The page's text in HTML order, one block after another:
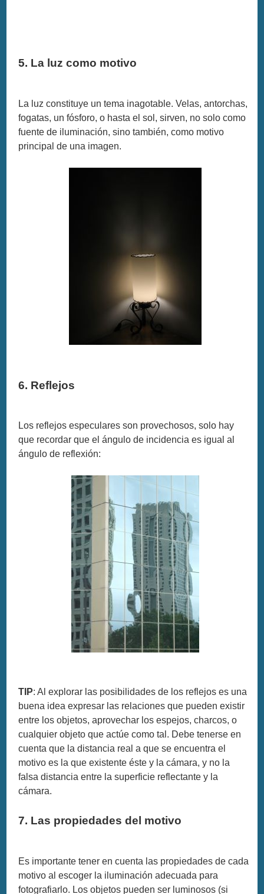
5. La luz como motivo
La luz constituye un tema inagotable. Velas, antorchas,
fogatas, un fósforo, o hasta el sol, sirven, no solo como
fuente de iluminación, sino también, como motivo
principal de una imagen.
6. Reflejos
Los reflejos especulares son provechosos, solo hay
que recordar que el ángulo de incidencia es igual al
ángulo de reflexión:
TIP: Al explorar las posibilidades de los reflejos es una
buena idea expresar las relaciones que pueden existir
entre los objetos, aprovechar los espejos, charcos, o
cualquier objeto que actúe como tal. Debe tenerse en
cuenta que la distancia real a que se encuentra el
motivo es la que existente éste y la cámara, y no la
falsa distancia entre la superficie reflectante y la
cámara.
7. Las propiedades del motivo
Es importante tener en cuenta las propiedades de cada
motivo al escoger la iluminación adecuada para
fotografiarlo. Los objetos pueden ser luminosos (si